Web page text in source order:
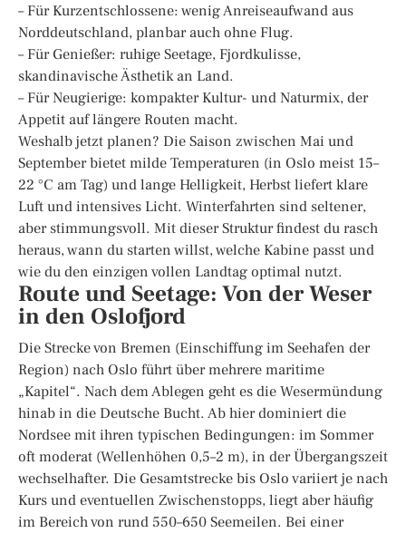
– Für Kurzentschlossene: wenig Anreiseaufwand aus
Norddeutschland, planbar auch ohne Flug.
– Für Genießer: ruhige Seetage, Fjordkulisse,
skandinavische Ästhetik an Land.
– Für Neugierige: kompakter Kultur- und Naturmix, der
Appetit auf längere Routen macht.
Weshalb jetzt planen? Die Saison zwischen Mai und
September bietet milde Temperaturen (in Oslo meist 15–
22 °C am Tag) und lange Helligkeit, Herbst liefert klare
Luft und intensives Licht. Winterfahrten sind seltener,
aber stimmungsvoll. Mit dieser Struktur findest du rasch
heraus, wann du starten willst, welche Kabine passt und
wie du den einzigen vollen Landtag optimal nutzt.
Route und Seetage: Von der Weser
in den Oslofjord
Die Strecke von Bremen (Einschiffung im Seehafen der
Region) nach Oslo führt über mehrere maritime
„Kapitel“. Nach dem Ablegen geht es die Wesermündung
hinab in die Deutsche Bucht. Ab hier dominiert die
Nordsee mit ihren typischen Bedingungen: im Sommer
oft moderat (Wellenhöhen 0,5–2 m), in der Übergangszeit
wechselhafter. Die Gesamtstrecke bis Oslo variiert je nach
Kurs und eventuellen Zwischenstopps, liegt aber häufig
im Bereich von rund 550–650 Seemeilen. Bei einer